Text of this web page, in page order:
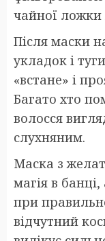
чайної ложки
Після маски
укладок і
«встане» і
Багато хто
волосся
слухняним.
Маска з
магія в
при
відчутний